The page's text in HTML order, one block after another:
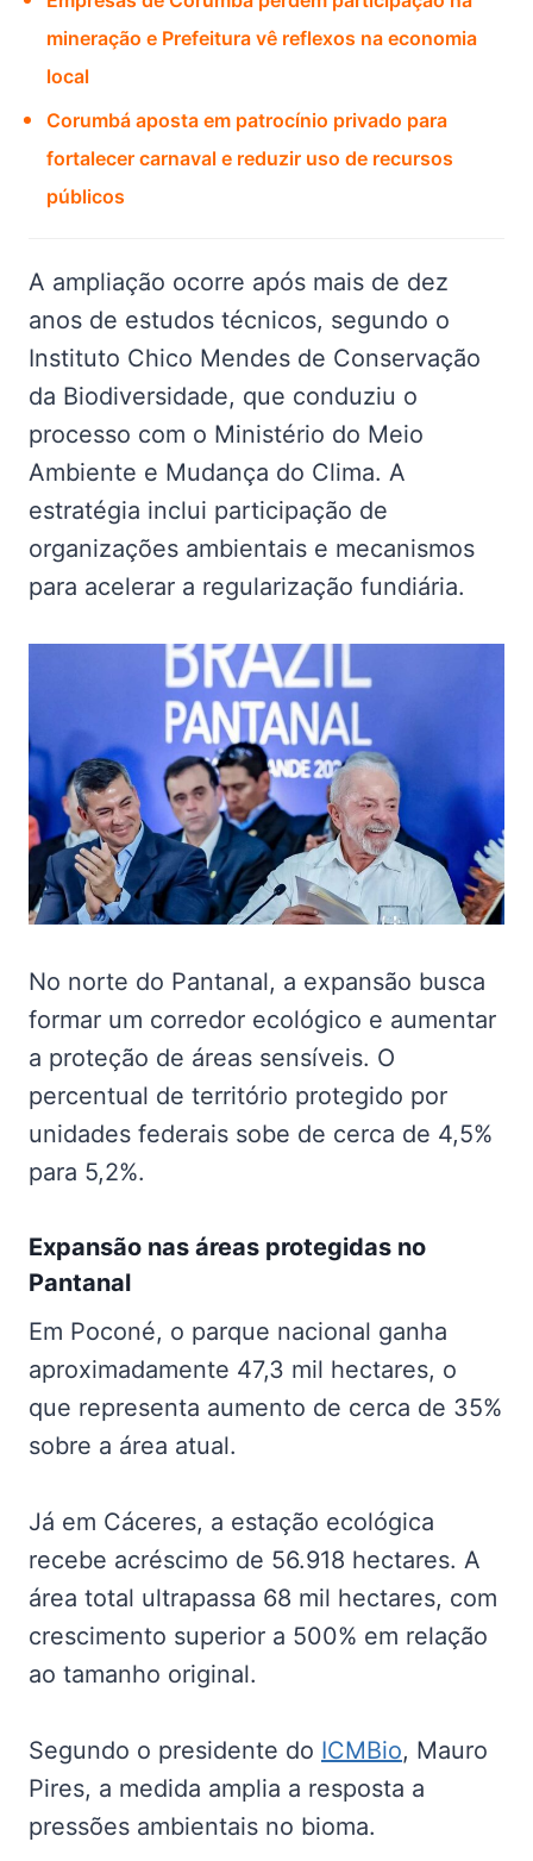
mineração e Prefeitura vê reflexos na economia
local
Corumbá aposta em patrocínio privado para
fortalecer carnaval e reduzir uso de recursos
públicos
A ampliação ocorre após mais de dez
anos de estudos técnicos, segundo o
Instituto Chico Mendes de Conservação
da Biodiversidade, que conduziu o
processo com o Ministério do Meio
Ambiente e Mudança do Clima. A
estratégia inclui participação de
organizações ambientais e mecanismos
para acelerar a regularização fundiária.
No norte do Pantanal, a expansão busca
formar um corredor ecológico e aumentar
a proteção de áreas sensíveis. O
percentual de território protegido por
unidades federais sobe de cerca de 4,5%
para 5,2%.
Expansão nas áreas protegidas no
Pantanal
Em Poconé, o parque nacional ganha
aproximadamente 47,3 mil hectares, o
que representa aumento de cerca de 35%
sobre a área atual.
Já em Cáceres, a estação ecológica
recebe acréscimo de 56.918 hectares. A
área total ultrapassa 68 mil hectares, com
crescimento superior a 500% em relação
ao tamanho original.
Segundo o presidente do ICMBio, Mauro
Pires, a medida amplia a resposta a
pressões ambientais no bioma.